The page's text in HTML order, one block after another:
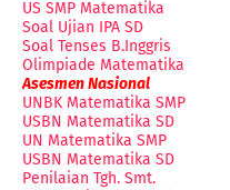
US SMP Matematika
Soal Ujian IPA SD
Soal Tenses B.Inggris
Olimpiade Matematika
Asesmen Nasional
UNBK Matematika SMP
USBN Matematika SD
UN Matematika SMP
USBN Matematika SD
Penilaian Tgh. Smt.